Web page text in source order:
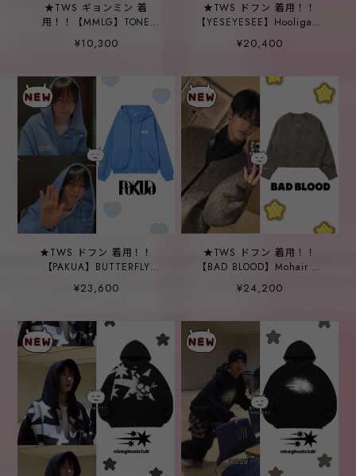
★TWS ギョンミン 着
用！！【MMLG】TONE
WASHING HOODIE (PINK)
¥10,300
★TWS ドフン 着用！！
【YESEYESEE】Hooligans
Down Vest V2 Sage Green
¥20,400
★TWS ドフン 着用！！
【PAKUA】BUTTERFLY
HOODIE ZIP-UP_SKY BLUE
¥23,600
★TWS ドフン 着用！！
【BAD BLOOD】Mohair V-
neck Cardigan - Tobacco
¥24,200